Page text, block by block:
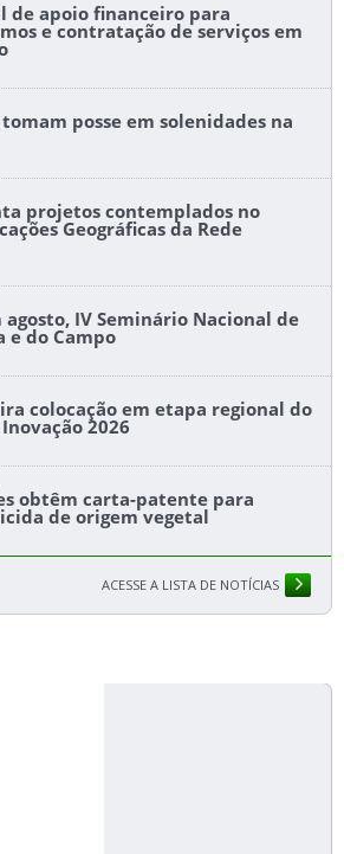
de apoio financeiro para
e contratação de serviços em
posse em solenidades na
projetos contemplados no
Geográficas da Rede
IV Seminário Nacional de
e do Campo
colocação em etapa regional do
2026
obtêm carta-patente para
de origem vegetal
ACESSE A LISTA DE NOTÍCIAS